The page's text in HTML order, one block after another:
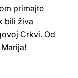
primajte
bili živa
Crkvi. Od